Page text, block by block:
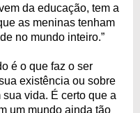
da educação, tem a
as meninas tenham
no mundo inteiro.”
é o que faz o ser
existência ou sobre
vida. É certo que a
um mundo ainda tão